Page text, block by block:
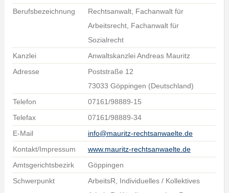
Berufsbezeichnung
Rechtsanwalt, Fachanwalt für
Arbeitsrecht, Fachanwalt für
Sozialrecht
Kanzlei
Anwaltskanzlei Andreas Mauritz
Adresse
Poststraße 12
73033 Göppingen (Deutschland)
Telefon
07161/98889-15
Telefax
07161/98889-34
E-Mail
info@mauritz-rechtsanwaelte.de
Kontakt/Impressum
www.mauritz-rechtsanwaelte.de
Amtsgerichtsbezirk
Göppingen
Schwerpunkt
ArbeitsR, Individuelles / Kollektives